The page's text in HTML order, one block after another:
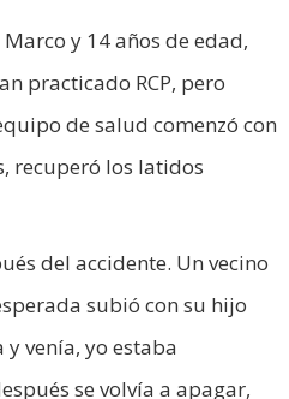
y 14 años de edad,
practicado RCP, pero
de salud comenzó con
recuperó los latidos
del accidente. Un vecino
subió con su hijo
venía, yo estaba
se volvía a apagar,